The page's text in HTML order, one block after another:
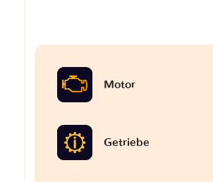
Motor
Getriebe